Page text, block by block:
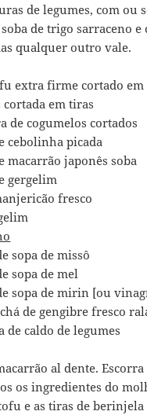
de legumes, com ou
de trigo sarraceno e
qualquer outro vale.
extra firme cortado em
em tiras
de cogumelos cortados
cebolinha picada
macarrão japonês soba
gergelim
fresco
sopa de missô
sopa de mel
sopa de mirin [ou
de gengibre fresco
de caldo de legumes
al dente. Escorra
os ingredientes do
e as tiras de berinjela